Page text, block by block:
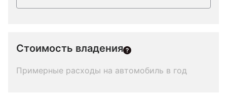
Стоимость владения
Примерные расходы на автомобиль в год